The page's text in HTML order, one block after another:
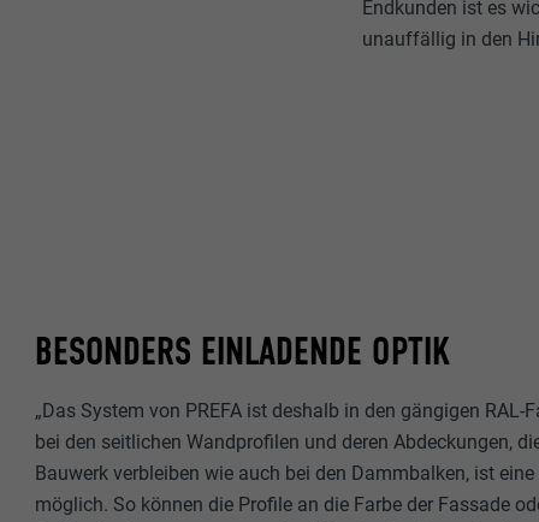
Endkunden ist es
unauffällig in den
BESONDERS EINLADENDE OPTIK
„Das System von PREFA ist deshalb in den gängigen RAL-
bei den seitlichen Wandprofilen und deren Abdeckungen,
Bauwerk verbleiben wie auch bei den Dammbalken, ist
möglich. So können die Profile an die Farbe der Fassade
Zweck
Name
Anbieter
Zweck
Laufzeit
Zweck